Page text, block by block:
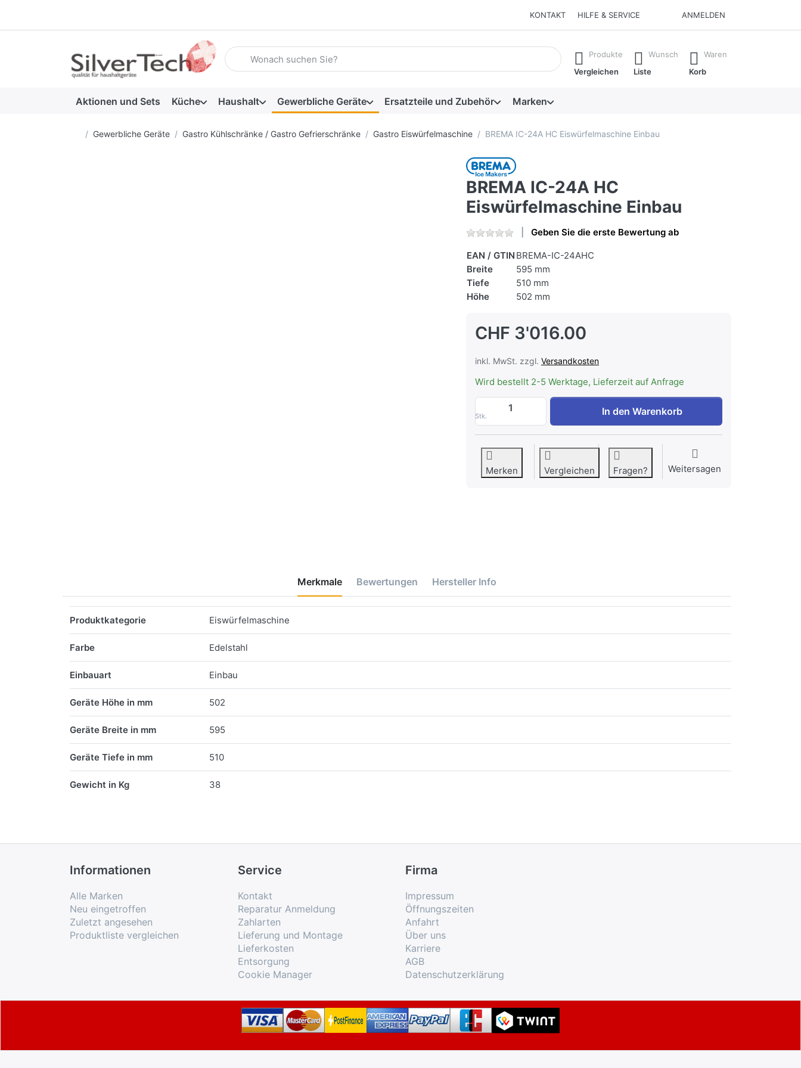
KONTAKT HILFE & SERVICE ANMELDEN
Geben Sie einen Suchbegriff ein. Während Sie tippen, erscheinen automatisch erste Ergebnisse. Drücken Sie die Eingabetaste, um alle
Produkte
Vergleichen
Wunsch
Liste
Waren
Korb
Aktionen und Sets Küche Haushalt Gewerbliche Geräte Ersatzteile und Zubehör Marken
Startseite
Gewerbliche Geräte Gastro Kühlschränke / Gastro Gefrierschränke Gastro Eiswürfelmaschine BREMA IC-24A HC Eiswürfelmaschine Einbau
BREMA IC-24A HC
Eiswürfelmaschine Einbau
Geben Sie die erste Bewertung ab
EAN / GTIN BREMA-IC-24AHC
Breite
595 mm
Tiefe
510 mm
Höhe
502 mm
CHF 3'016.00
inkl. MwSt. zzgl. Versandkosten
Wird bestellt 2-5 Werktage, Lieferzeit auf Anfrage
Stk.
BREMA IC-24A HC Eiswürfelmaschine Einbau zu CHF
In den Warenkorb
Merken Vergleichen Fragen? Weitersagen
Merkmale Bewertungen Hersteller Info
Produktkategorie Eiswürfelmaschine
Farbe Edelstahl
Einbauart Einbau
Geräte Höhe in mm 502
Geräte Breite in mm 595
Geräte Tiefe in mm 510
Gewicht in Kg 38
Informationen
Alle Marken
Neu eingetroffen
Zuletzt angesehen
Produktliste vergleichen
Service
Kontakt
Reparatur Anmeldung
Zahlarten
Lieferung und Montage
Lieferkosten
Entsorgung
Cookie Manager
Firma
Impressum
Öffnungszeiten
Anfahrt
Über uns
Karriere
AGB
Datenschutzerklärung